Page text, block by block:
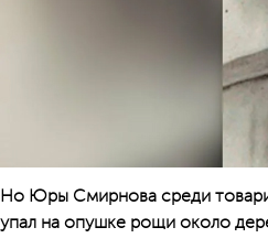
Но Юры Смирнова среди
упал на опушке рощи около